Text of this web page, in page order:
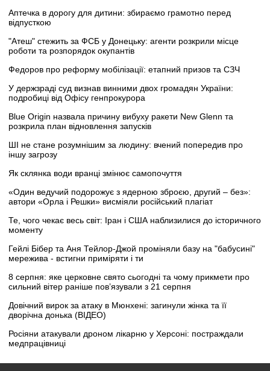
Аптечка в дорогу для дитини: збираємо грамотно перед
відпусткою
"Атеш" стежить за ФСБ у Донецьку: агенти розкрили місце
роботи та розпорядок окупантів
Федоров про реформу мобілізації: етапний призов та СЗЧ
У держзраді суд визнав винними двох громадян України:
подробиці від Офісу генпрокурора
Blue Origin назвала причину вибуху ракети New Glenn та
розкрила план відновлення запусків
ШІ не стане розумнішим за людину: вчений попередив про
іншу загрозу
Як склянка води вранці змінює самопочуття
«Один ведучий подорожує з ядерною зброєю, другий – без»:
автори «Орла і Решки» висміяли російський плагіат
Те, чого чекає весь світ: Іран і США наблизилися до історичного
моменту
Гейлі Бібер та Аня Тейлор-Джой проміняли базу на "бабусині"
мережива - встигни приміряти і ти
8 серпня: яке церковне свято сьогодні та чому прикмети про
сильний вітер раніше пов’язували з 21 серпня
Довічний вирок за атаку в Мюнхені: загинули жінка та її
дворічна донька (ВІДЕО)
Росіяни атакували дроном лікарню у Херсоні: постраждали
медпрацівниці